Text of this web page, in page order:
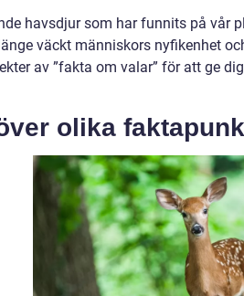
havsdjur som har funnits på vår
väckt människors nyfikenhet
av ”fakta om valar” för att ge
olika